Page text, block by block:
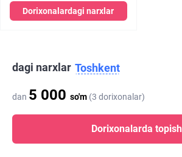
Dorixonalardagi narxlar
dagi narxlar Toshkent
dan 5 000 so'm (3 dorixonalar)
Dorixonalarda topish